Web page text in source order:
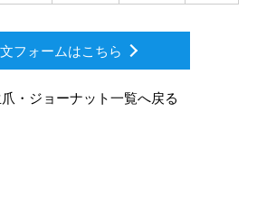
フォームはこちら
・ジョーナット一覧へ戻る